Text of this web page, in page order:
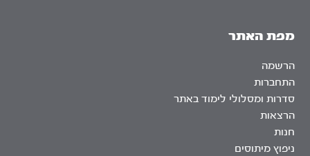
מפת האתר
הרשמה
התחברות
סדרות ומסלולי לימוד באתר
הרצאות
חנות
ניפוץ מיתוסים